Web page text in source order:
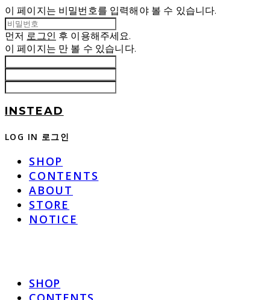
이 페이지는 비밀번호를 입력해야 볼 수 있습니다.
먼저 로그인 후 이용해주세요.
이 페이지는 만 볼 수 있습니다.
INSTEAD
LOG IN 로그인
SHOP
CONTENTS
ABOUT
STORE
NOTICE
SHOP